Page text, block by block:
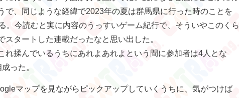
で、同じような経緯で2023年の夏は群馬県に行った時のことを
。今読むと実に内容のうっすいゲーム紀行で、そういやこのくら
スタートした連載だったなと思い出した。
れ揉んでいるうちにあれよあれよという間に参加者は4人とな
った。
マップを見ながらピックアップしていくうちに、気がつけば